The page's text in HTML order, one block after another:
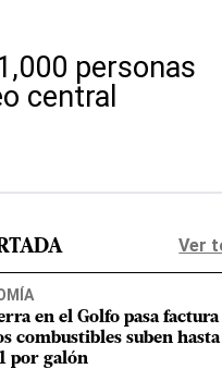
personas
central
Ver
en el Golfo pasa factura
combustibles suben hasta
por galón